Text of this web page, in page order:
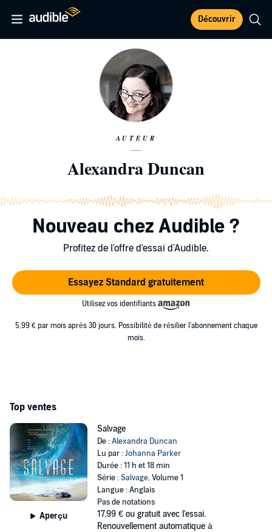
Découvrir
AUTEUR
Alexandra Duncan
Nouveau chez Audible ?
Profitez de l'offre d'essai d'Audible.
Essayez Standard gratuitement
Utilisez vos identifiants
5,99 € par mois après 30 jours. Possibilité de résilier l'abonnement chaque
mois.
Top ventes
Aperçu
Salvage
De :Alexandra Duncan
Lu par :Johanna Parker
Durée : 11 h et 18 min
Série :Salvage, Volume 1
Langue : Anglais
Pas de notations
17,99 € ou gratuit avec l'essai.
Renouvellement automatique à